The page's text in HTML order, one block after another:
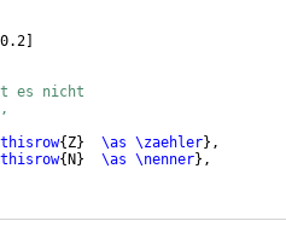
]
es nicht
{Z} \as \zaehler} ,
{N} \as \nenner} ,